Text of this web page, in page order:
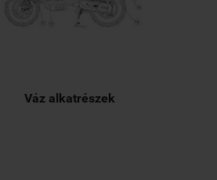
Váz alkatrészek